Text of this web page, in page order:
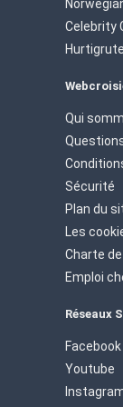
Celebrity
Qui
Sécurité
Plan du
Les
Charte
Emploi
Réseaux
Facebook
Youtube